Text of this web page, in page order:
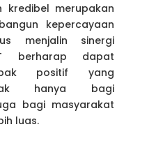
merupakan
kepercayaan
menjalin sinergi
berharap dapat
positif yang
hanya bagi
bagi masyarakat
luas.